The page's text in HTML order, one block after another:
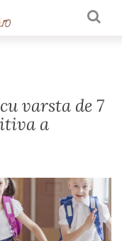
varsta de 7
a